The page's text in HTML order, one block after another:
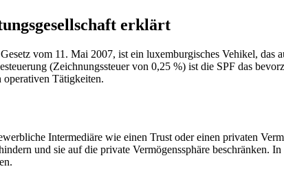
erklärt
vom 11. Mai 2007, ist ein luxemburgisches Vehikel, das
(Zeichnungssteuer von 0,25 %) ist die SPF das
Tätigkeiten.
Intermediäre wie einen Trust oder einen privaten
und sie auf die private Vermögenssphäre beschränken.